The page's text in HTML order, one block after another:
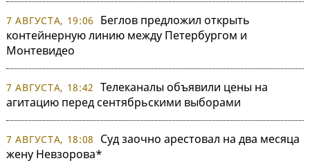
7 АВГУСТА, 19:06
Беглов предложил открыть
контейнерную линию между Петербургом и
Монтевидео
7 АВГУСТА, 18:42 Телеканалы объявили цены на
агитацию перед сентябрьскими выборами
7 АВГУСТА, 18:08
Суд заочно арестовал на два месяца
жену Невзорова*